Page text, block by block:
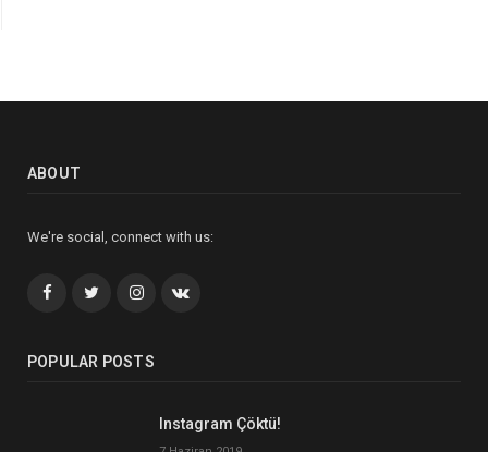
ABOUT
We're social, connect with us:
FacebookTwitterİnstagram+
VK
POPULAR POSTS
Instagram Çöktü!